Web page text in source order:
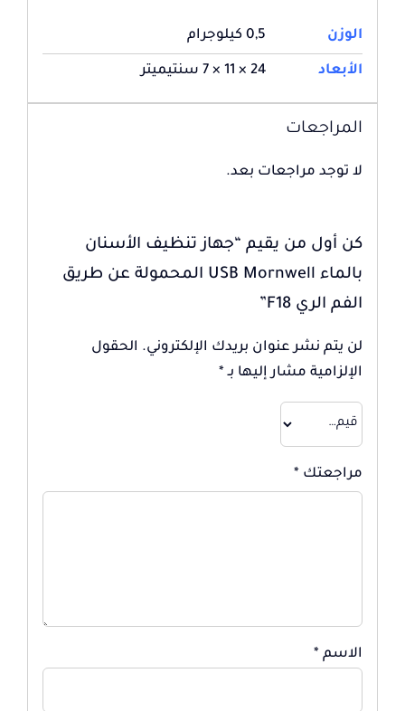
الوزن 0,5 كيلوجرام
الأبعاد 24 × 11 × 7 سنتيميتر
المراجعات
لا توجد مراجعات بعد.
كن أول من يقيم “جهاز تنظيف الأسنان
بالماء USB Mornwell المحمولة عن طريق
الفم الري F18”
لن يتم نشر عنوان بريدك الإلكتروني. الحقول
الإلزامية مشار إليها بـ*
مراجعتك *
الاسم *